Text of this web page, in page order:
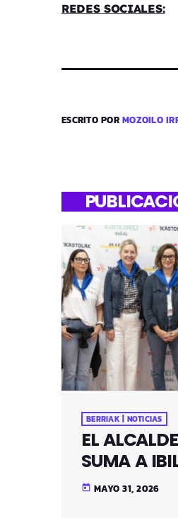
REDES SOCIALES:
ESCRITO PORMOZOILO
BERRIAK | NOTICIAS
EL
SUMA A
today MAYO 31, 2026